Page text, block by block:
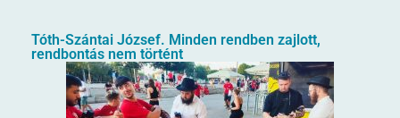
Tóth-Szántai József. Minden rendben zajlott,
rendbontás nem történt